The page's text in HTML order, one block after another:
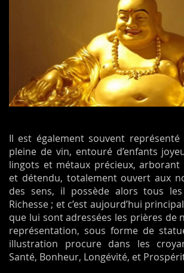
Il est également souvent représenté
pleine de vin, entouré d’enfants
lingots et métaux précieux,
et détendu, totalement ouvert aux
des sens, il possède alors tous
Richesse ; et c’est aujourd’hui
que lui sont adressées les prières de
représentation, sous forme de
illustration procure dans les
Santé, Bonheur, Longévité, et